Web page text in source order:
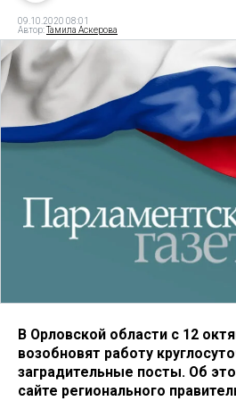
09.10.2020 08:01
Автор:Тамила Аскерова
В Орловской области с 12
возобновят работу
заградительные посты. Об
сайте регионального